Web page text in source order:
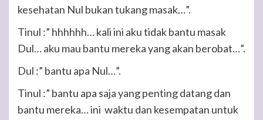
kesehatan Nul bukan tukang masak…”.
Tinul :” hhhhhh… kali ini aku tidak bantu masak
Dul… aku mau bantu mereka yang akan berobat…”.
Dul :” bantu apa Nul…”.
Tinul :” bantu apa saja yang penting datang dan
bantu mereka… ini waktu dan kesempatan untuk